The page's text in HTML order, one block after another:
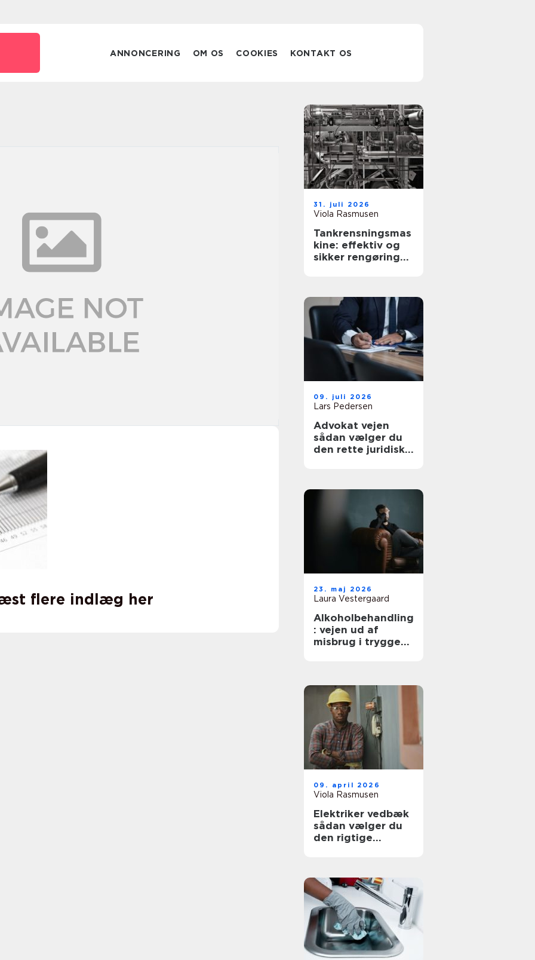
ANNONCERING OM OS COOKIES KONTAKT OS
flere indlæg her
31. juli 2026
Viola Rasmusen
Tankrensningsmas
kine: effektiv og
sikker rengøring
09. juli 2026
Lars Pedersen
Advokat vejen
sådan vælger du
den rette juridiske
23. maj 2026
Laura Vestergaard
Alkoholbehandling
: vejen ud af
misbrug i trygge
09. april 2026
Viola Rasmusen
Elektriker vedbæk
sådan vælger du
den rigtige